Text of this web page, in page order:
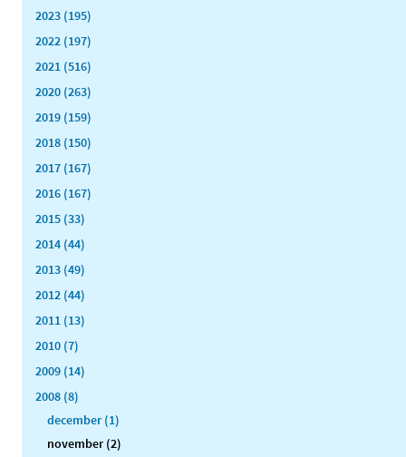
2023 (195)
2022 (197)
2021 (516)
2020 (263)
2019 (159)
2018 (150)
2017 (167)
2016 (167)
2015 (33)
2014 (44)
2013 (49)
2012 (44)
2011 (13)
2010 (7)
2009 (14)
2008 (8)
december (1)
november (2)